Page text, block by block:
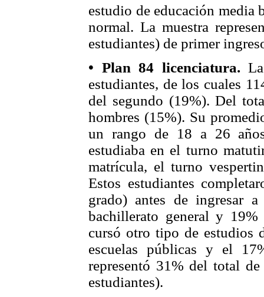
estudio de educación media
normal. La muestra
estudiantes) de primer
• Plan 84 licenciatura.
estudiantes, de los cuales
del segundo (19%). Del
hombres (15%). Su
un rango de 18 a 26
estudiaba en el turno
matrícula, el turno
Estos estudiantes
grado) antes de ingresar
bachillerato general y
cursó otro tipo de estudios
escuelas públicas y el
representó 31% del total
estudiantes).